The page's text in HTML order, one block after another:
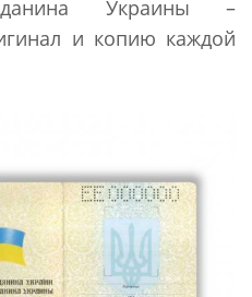
Украины –
и копию каждой